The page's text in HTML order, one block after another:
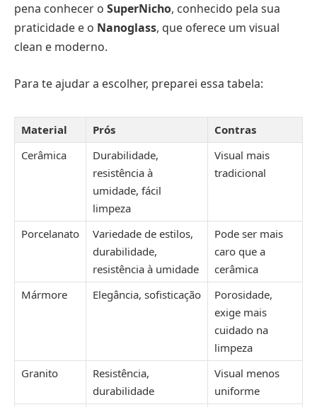
pena conhecer o SuperNicho, conhecido pela sua
praticidade e o Nanoglass, que oferece um visual
clean e moderno.
Para te ajudar a escolher, preparei essa tabela:
Material Prós
Contras
Cerâmica
Durabilidade,
resistência à
umidade, fácil
limpeza
Visual mais
tradicional
Porcelanato
Variedade de estilos,
durabilidade,
resistência à umidade
Pode ser mais
caro que a
cerâmica
Mármore
Elegância, sofisticação
Porosidade,
exige mais
cuidado na
limpeza
Granito
Resistência,
durabilidade
Visual menos
uniforme